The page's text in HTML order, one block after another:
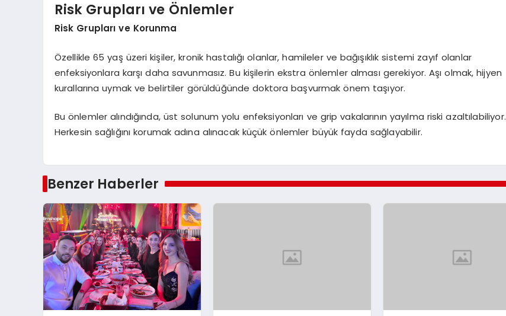
Risk Grupları ve Önlemler
Risk Grupları ve Korunma
Özellikle 65 yaş üzeri kişiler, kronik hastalığı olanlar, hamileler ve bağışıklık sistemi zayıf olanlar
enfeksiyonlara karşı daha savunmasız. Bu kişilerin ekstra önlemler alması gerekiyor. Aşı olmak, hijyen
kurallarına uymak ve belirtiler görüldüğünde doktora başvurmak önem taşıyor.
Bu önlemler alındığında, üst solunum yolu enfeksiyonları ve grip vakalarının yayılma riski azaltılabiliyor.
Herkesin sağlığını korumak adına alınacak küçük önlemler büyük fayda sağlayabilir.
Benzer Haberler